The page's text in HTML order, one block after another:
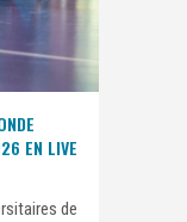
EN LIVE
de